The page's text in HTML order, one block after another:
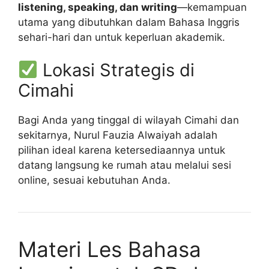
listening, speaking, dan writing—kemampuan
utama yang dibutuhkan dalam Bahasa Inggris
sehari-hari dan untuk keperluan akademik.
Lokasi Strategis di
Cimahi
Bagi Anda yang tinggal di wilayah Cimahi dan
sekitarnya, Nurul Fauzia Alwaiyah adalah
pilihan ideal karena ketersediaannya untuk
datang langsung ke rumah atau melalui sesi
online, sesuai kebutuhan Anda.
Materi Les Bahasa